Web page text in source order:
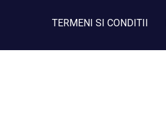
TERMENI SI CONDITII